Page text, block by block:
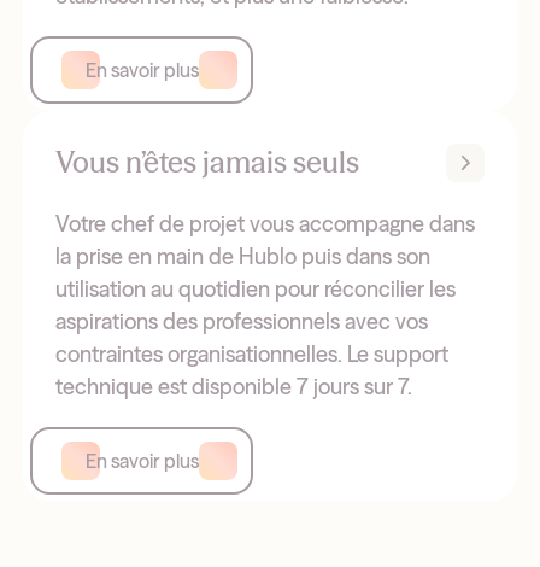
En savoir plus
Vous n’êtes jamais seuls
Votre chef de projet vous accompagne dans
la prise en main de Hublo puis dans son
utilisation au quotidien pour réconcilier les
aspirations des professionnels avec vos
contraintes organisationnelles. Le support
technique est disponible 7 jours sur 7.
En savoir plus